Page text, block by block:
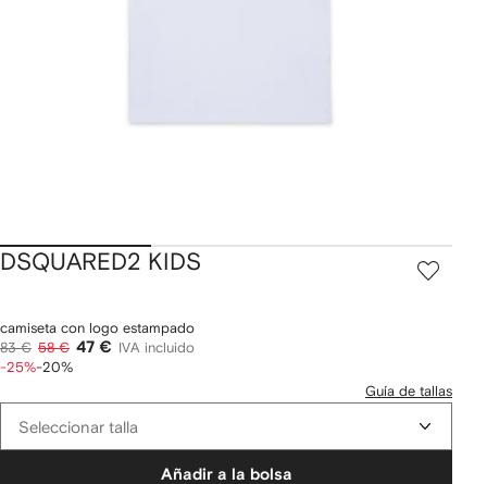
DSQUARED2 KIDS
camiseta con logo estampado
83 € 58 € 47 €
IVA incluido
-25%-20%
Guía de tallas
Seleccionar talla
Añadir a la bolsa